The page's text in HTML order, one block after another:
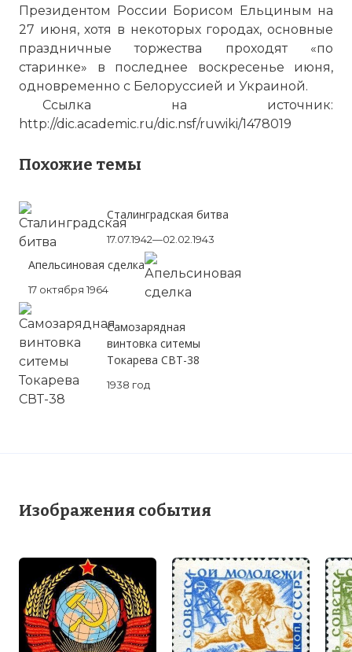
Президентом России Борисом Ельциным на
27 июня, хотя в некоторых городах, основные
праздничные торжества проходят «по
старинке» в последнее воскресенье июня,
одновременно с Белоруссией и Украиной.
Ссылка на источник:
http://dic.academic.ru/dic.nsf/ruwiki/1478019
Похожие темы
Сталинградская битва
17.07.1942—02.02.1943
Апельсиновая сделка
17 октября 1964
Самозарядная
винтовка ситемы
Токарева СВТ-38
1938 год
Изображения события